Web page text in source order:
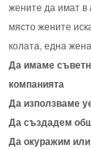
жените да имат
място жените
колата, една
Да имаме
компанията
Да използваме
Да създадем
Да окуражим или